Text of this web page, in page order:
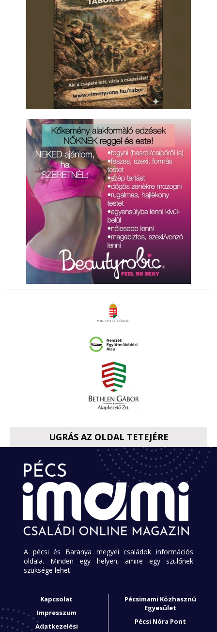
UGRÁS AZ OLDAL TETEJÉRE
A pécsi és Baranya megyei családok információs
oldala. Minden egy helyen, amire egy szülőnek
szüksége lehet.
Kapcsolat
Impresszum
Adatkezelési
Pécsimami Közhasznú
Egyesület
Pécsi Nóra Pont